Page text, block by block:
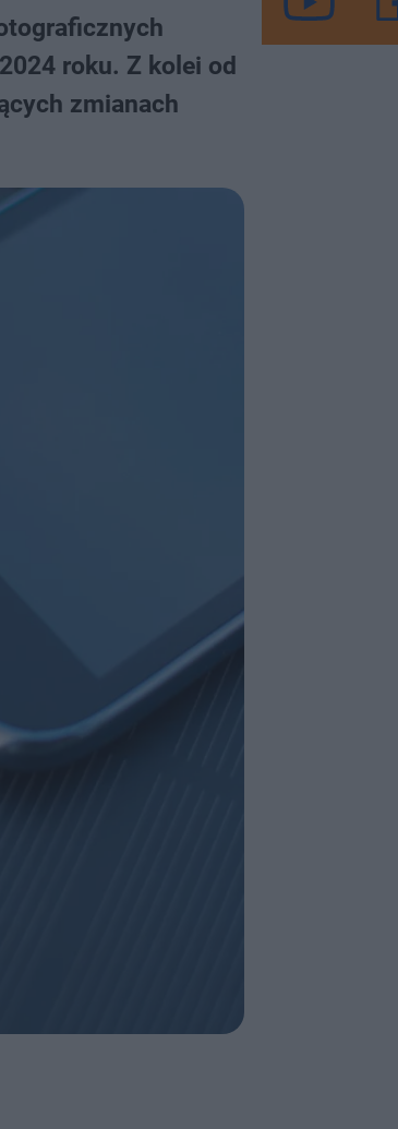
roku. Z kolei od
zmianach